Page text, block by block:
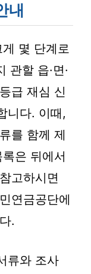
내
몇 단계로
관할 읍·면·
급 재심 신
니다. 이때,
를 함께 제
은 뒤에서
고하시면
연금공단에
.
류와 조사